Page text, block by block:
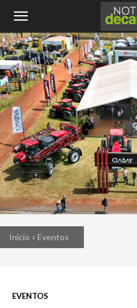
Inicio Eventos
EVENTOS